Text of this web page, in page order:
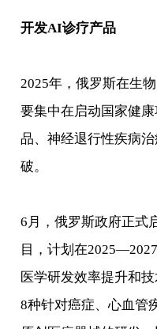
开发AI诊疗产品
2025年，俄罗斯在生
要集中在启动国家健
品、神经退行性疾病
破。
6月，俄罗斯政府正式
目，计划在
医学研发效率提升和
8种针对癌症、心血管